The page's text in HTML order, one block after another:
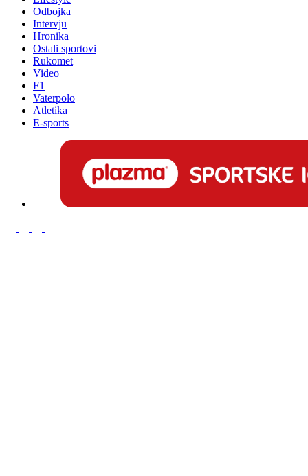
Odbojka
Intervju
Hronika
Ostali sportovi
Rukomet
Video
F1
Vaterpolo
Atletika
E-sports